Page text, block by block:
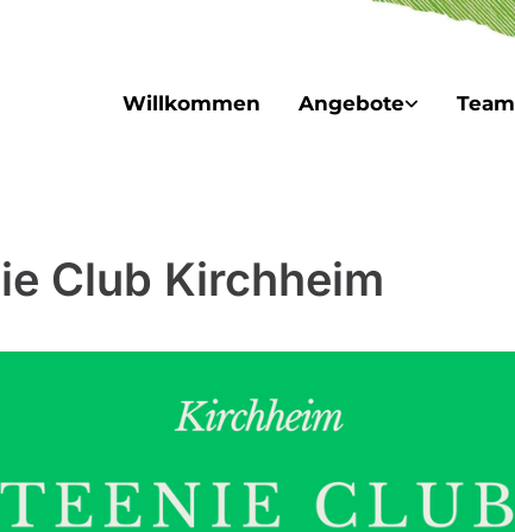
Willkommen Angebote Team
Club Kirchheim